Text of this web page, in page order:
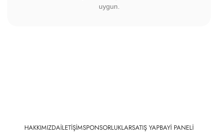
uygun.
HAKKIMIZDAİLETIŞIMSPONSORLUKLARSATIŞ YAPBAYI PANELI